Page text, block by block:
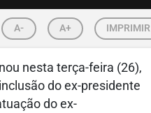
A- A+ IMPRIMIR
nesta terça-feira (26),
do ex-presidente
do ex-